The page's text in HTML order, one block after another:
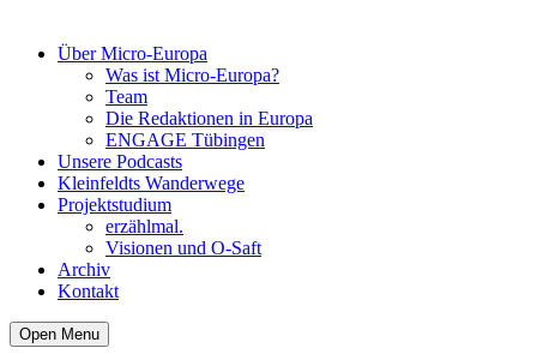
Über Micro-Europa
Was ist Micro-Europa?
Team
Die Redaktionen in Europa
ENGAGE Tübingen
Unsere Podcasts
Kleinfeldts Wanderwege
Projektstudium
erzählmal.
Visionen und O-Saft
Archiv
Kontakt
Open Menu